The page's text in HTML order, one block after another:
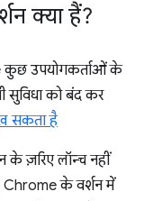
क्या हैं?
कुछ उपयोगकर्ताओं के
सुविधा को बंद कर
सकता है
के ज़रिए लॉन्च नहीं
Chrome के वर्शन में